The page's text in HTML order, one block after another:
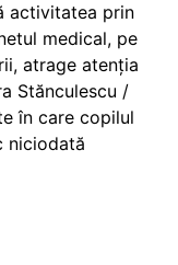
activitatea prin
medical, pe
atrage atenția
Stănculescu /
în care copilul
niciodată